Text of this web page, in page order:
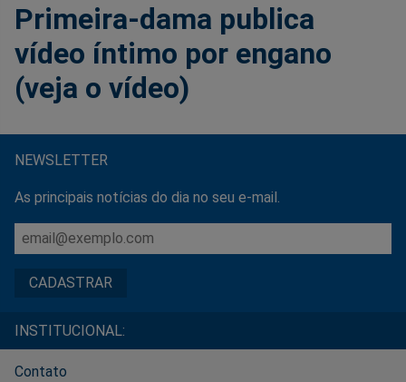
Primeira-dama publica
vídeo íntimo por engano
(veja o vídeo)
NEWSLETTER
As principais notícias do dia no seu e-mail.
INSTITUCIONAL:
Contato